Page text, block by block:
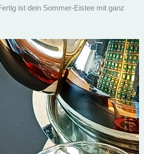
ist dein Sommer-Eistee mit ganz